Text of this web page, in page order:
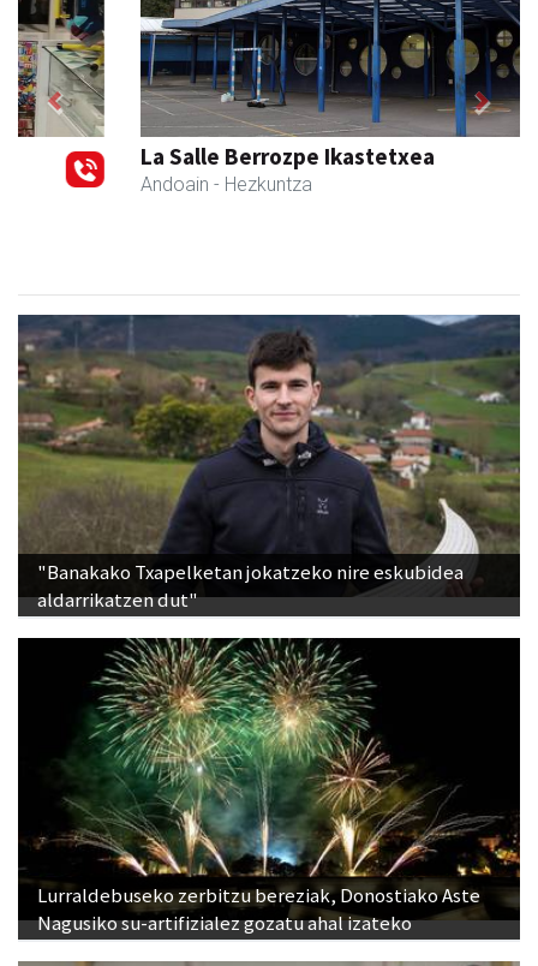
La Salle Berrozpe Ikastetxea
Andoain - Hezkuntza
Previous Next
"Banakako Txapelketan jokatzeko nire eskubidea
aldarrikatzen dut"
Lurraldebuseko zerbitzu bereziak, Donostiako Aste
Nagusiko su-artifizialez gozatu ahal izateko